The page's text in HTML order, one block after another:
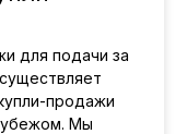
для подачи за
продажи
Мы